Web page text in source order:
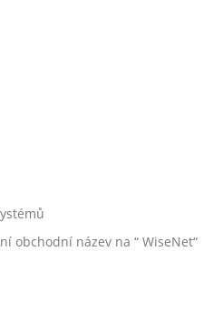
obchodní název na “ WiseNet“